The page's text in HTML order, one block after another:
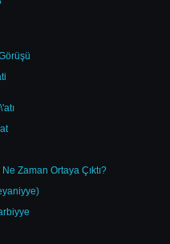
Ne Zaman Ortaya Çıktı?